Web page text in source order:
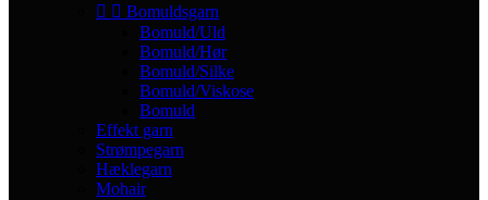
  Bomuldsgarn
Bomuld/Uld
Bomuld/Hør
Bomuld/Silke
Bomuld/Viskose
Bomuld
Effekt garn
Strømpegarn
Hæklegarn
Mohair